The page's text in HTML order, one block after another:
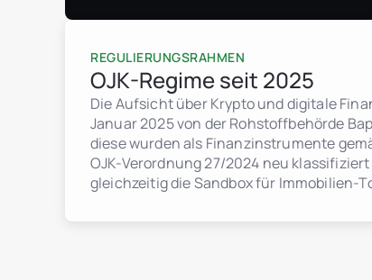
REGULIERUNGSRAHMEN
OJK-Regime seit 2025
Die Aufsicht über Krypto und digitale
Januar 2025 von der Rohstoffbehörde
diese wurden als Finanzinstrumente
OJK-Verordnung 27/2024 neu
gleichzeitig die Sandbox für Immobilien-